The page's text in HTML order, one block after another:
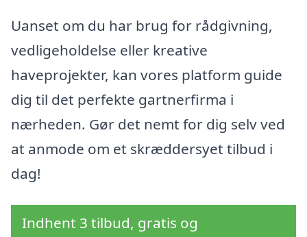
Uanset om du har brug for rådgivning,
vedligeholdelse eller kreative
haveprojekter, kan vores platform guide
dig til det perfekte gartnerfirma i
nærheden. Gør det nemt for dig selv ved
at anmode om et skræddersyet tilbud i
dag!
Indhent 3 tilbud, gratis og